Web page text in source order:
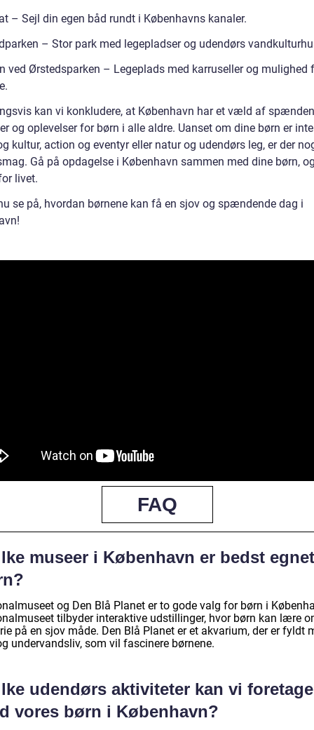
– Sejl din egen båd rundt i Københavns kanaler.
– Stor park med legepladser og udendørs
ved Ørstedsparken – Legeplads med karruseller og mulighed
kan vi konkludere, at København har et væld af
og oplevelser for børn i alle aldre. Uanset om dine børn er
kultur, action og eventyr eller natur og udendørs leg, er der
Gå på opdagelse i København sammen med dine børn,
livet.
se på, hvordan børnene kan få en sjov og spændende dag i
FAQ
museer i København er bedst
og Den Blå Planet er to gode valg for børn i
tilbyder interaktive udstillinger, hvor børn kan lære
på en sjov måde. Den Blå Planet er et akvarium, der er fyldt
undervandsliv, som vil fascinere børnene.
udendørs aktiviteter kan vi
vores børn i København?